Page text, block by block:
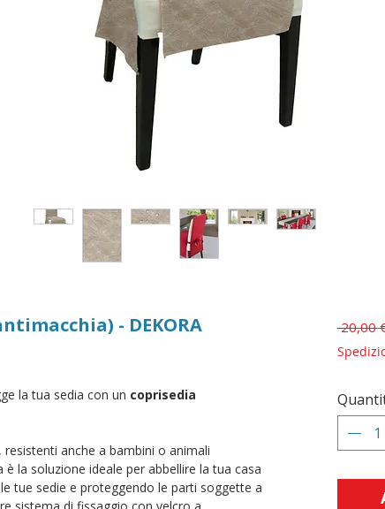
- DEKORA
la tua sedia con un coprisedia
anche a bambini o animali
la soluzione ideale per abbellire la tua casa
tue sedie e proteggendo le parti soggette a
20,00